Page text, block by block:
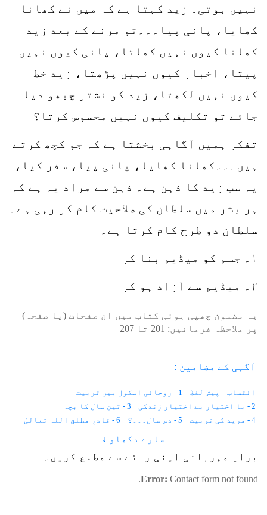
نہیں ہوتی۔ زید کہتا ہے کہ میں نے کھانا
کھایا، پانی پیا۔۔۔تو مرنے کے بعد زید
کھانا کیوں نہیں کھاتا، پانی کیوں نہیں
پیتا، اخبار کیوں نہیں پڑھتا، زید خط
کیوں نہیں لکھتا، زید کو نشتر چبھو دیا
جائے تو تکلیف کیوں نہیں محسوس کرتا؟
تفکر ہمیں آگاہی بخشتا ہے کہ جو کچھ کرتے
ہیں۔۔۔کھانا کھایا، پانی پیا، سفر کیا،
یہ سب زید کا ذہن ہے۔ ذہن سے مراد یہ ہے کہ
ہر بشر میں سلطان کی صلاحیت کام کر رہی ہے۔
سلطان دو طرح کام کرتا ہے۔
۱۔ جسم کو میڈیم بنا کر
۲۔ میڈیم سے آزاد ہو کر
یہ مضمون چھپی ہوئی کتاب میں ان صفحات (یا صفحہ)
پر ملاحظہ فرمائیں: 201 تا 207
آگہی کے مضامین :
انتساب پیش لفظ
1 - روحانی اسکول میں تربیت
2 - با اختیار بے اختیار زندگی
3 - تین سال کا بچہ
4 - مرید کی تربیت
5 - دس سال۔۔۔؟
6 - قادرِ مطلق اللہ تعالیٰ
7 - موت حفاظت کرتی ہے
8 - باہر نہیں ہم اندر دیکھتے ہیں
10 - نیند اور شعور
12 - لازمانیت اور زمانیت
13 - مثال
14 - وقت۔۔۔؟
سارے دکھاو ↓
براہِ مہربانی اپنی رائے سے مطلع کریں۔
Error: Contact form not found.